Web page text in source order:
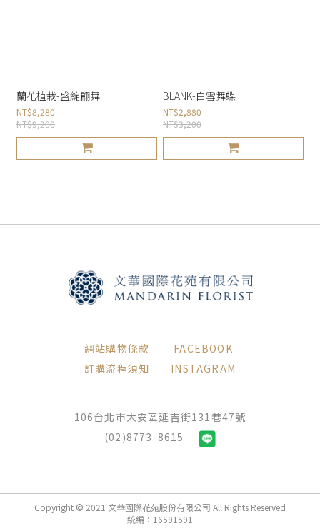
蘭花植栽-盛綻翩舞
NT$8,280
NT$9,200
BLANK-白雪舞蝶
NT$2,880
NT$3,200
網站購物條款
訂購流程須知
FACEBOOK
INSTAGRAM
106台北市大安區延吉街131巷47號
(02)8773-8615
Copyright © 2021 文華國際花苑股份有限公司 All Rights Reserved
統編：16591591